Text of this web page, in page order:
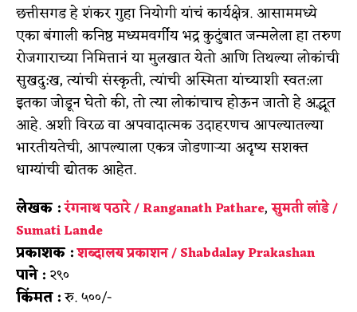
छत्तीसगड हे शंकर गुहा नियोगी यांचं कार्यक्षेत्र. आसाममध्ये
एका बंगाली कनिष्ठ मध्यमवर्गीय भद्र कुटुंबात जन्मलेला हा तरुण
रोजगाराच्या निमित्तानं या मुलखात येतो आणि तिथल्या लोकांची
सुखदु:ख, त्यांची संस्कृती, त्यांची अस्मिता यांच्याशी स्वत:ला
इतका जोडून घेतो की, तो त्या लोकांचाच होऊन जातो हे अद्भूत
आहे. अशी विरळ वा अपवादात्मक उदाहरणच आपल्यातल्या
भारतीयतेची, आपल्याला एकत्र जोडणाऱ्या अदृष्य सशक्त
धाग्यांची द्योतक आहेत.
लेखक :रंगनाथ पठारे / Ranganath Pathare,सुमती लांडे /
Sumati Lande
प्रकाशक :शब्दालय प्रकाशन / Shabdalay Prakashan
पाने :२९०
किंमत :रु. ५००/-